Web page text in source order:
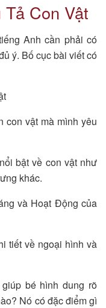
Con Vật
Anh cần phải có
ý. Bố cục bài viết có
con vật mà mình yêu
bật về con vật như
khác.
và Hoạt Động của
tiết về ngoại hình và
bé hình dung rõ
Nó có đặc điểm gì